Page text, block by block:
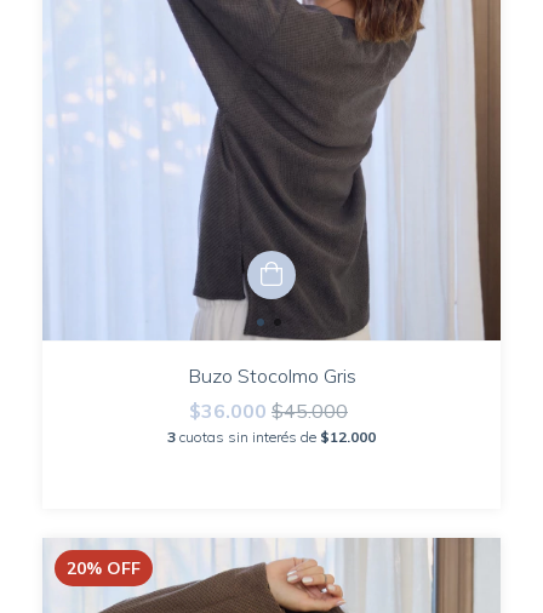
Buzo Stocolmo Gris
$36.000 $45.000
3 cuotas sin interés de $12.000
20% OFF